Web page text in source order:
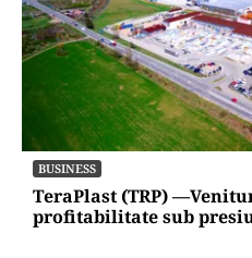
BUSINESS
TeraPlast (TRP)
profitabilitate sub